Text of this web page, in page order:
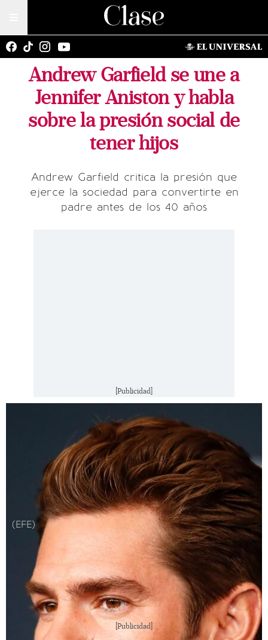
Andrew Garfield se une a
Jennifer Aniston y habla
sobre la presión social de
tener hijos
Andrew Garfield critica la presión que
ejerce la sociedad para convertirte en
padre antes de los 40 años
[Publicidad]
(EFE)
[Publicidad]